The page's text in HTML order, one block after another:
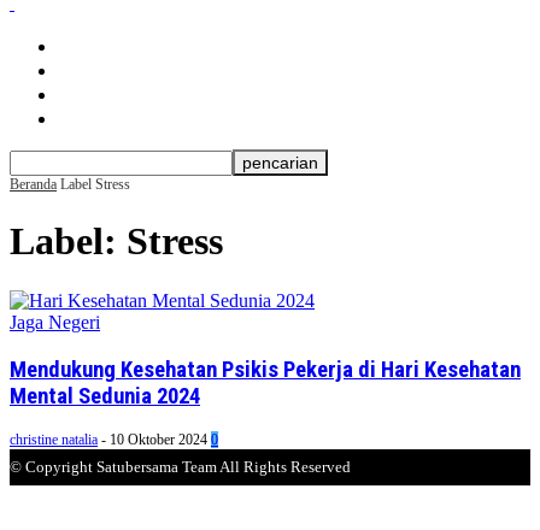
Beranda Label Stress
Label: Stress
Jaga Negeri
Mendukung Kesehatan Psikis Pekerja di Hari Kesehatan
Mental Sedunia 2024
christine natalia - 10 Oktober 2024 0
© Copyright Satubersama Team All Rights Reserved